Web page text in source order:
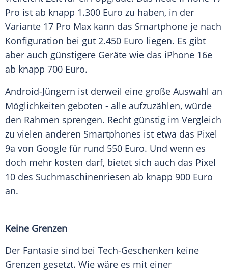
Pro ist ab knapp 1.300 Euro zu haben, in der
Variante 17 Pro Max kann das Smartphone je nach
Konfiguration bei gut 2.450 Euro liegen. Es gibt
aber auch günstigere Geräte wie das iPhone 16e
ab knapp 700 Euro.
Android-Jüngern ist derweil eine große Auswahl an
Möglichkeiten geboten - alle aufzuzählen, würde
den Rahmen sprengen. Recht günstig im Vergleich
zu vielen anderen Smartphones ist etwa das Pixel
9a von Google für rund 550 Euro. Und wenn es
doch mehr kosten darf, bietet sich auch das Pixel
10 des Suchmaschinenriesen ab knapp 900 Euro
an.
Keine Grenzen
Der Fantasie sind bei Tech-Geschenken keine
Grenzen gesetzt. Wie wäre es mit einer